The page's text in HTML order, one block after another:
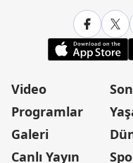
Video
Programlar
Galeri
Canlı Yayın